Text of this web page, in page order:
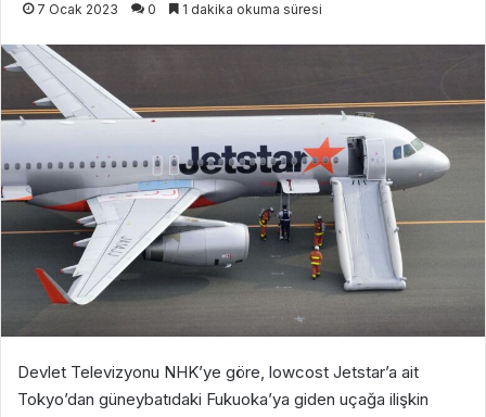
7 Ocak 2023 0 1 dakika okuma süresi
Devlet Televizyonu NHK’ye göre, lowcost Jetstar’a ait
Tokyo’dan güneybatıdaki Fukuoka’ya giden uçağa ilişkin